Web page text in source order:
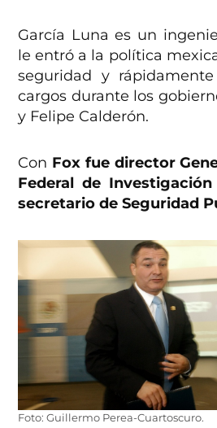
García Luna es un
le entró a la política
seguridad y
cargos durante los
y Felipe Calderón.
Con Fox fue director
Federal de
secretario de Seguridad
Foto: Guillermo Perea-Cuartoscuro.